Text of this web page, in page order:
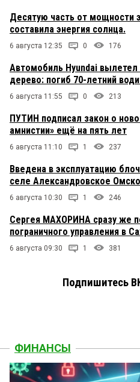
Десятую часть от мощности
составила энергия солнца.
6 августа 12:35 0 176
Автомобиль Hyundai вылетел
дерево: погиб 70-летний
6 августа 11:55 0 213
ПУТИН подписал закон о
амнистии» ещё на пять лет
6 августа 11:10 1 237
Введена в эксплуатацию
селе Александровское
6 августа 10:30 1 246
Сергея МАХОРИНА сразу же
пограничного управления в
6 августа 09:30 1 381
Подпишитесь
ФИНАНСЫ